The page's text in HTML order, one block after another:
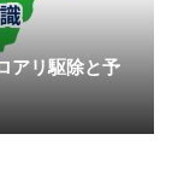
アリ駆除と予